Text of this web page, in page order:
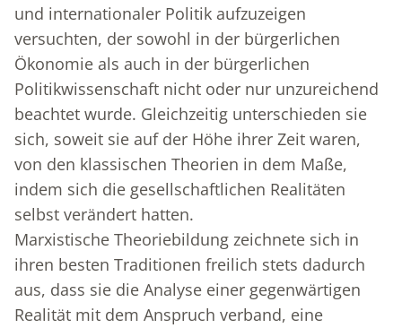
und internationaler Politik aufzuzeigen
versuchten, der sowohl in der bürgerlichen
Ökonomie als auch in der bürgerlichen
Politikwissenschaft nicht oder nur unzureichend
beachtet wurde. Gleichzeitig unterschieden sie
sich, soweit sie auf der Höhe ihrer Zeit waren,
von den klassischen Theorien in dem Maße,
indem sich die gesellschaftlichen Realitäten
selbst verändert hatten.
Marxistische Theoriebildung zeichnete sich in
ihren besten Traditionen freilich stets dadurch
aus, dass sie die Analyse einer gegenwärtigen
Realität mit dem Anspruch verband, eine